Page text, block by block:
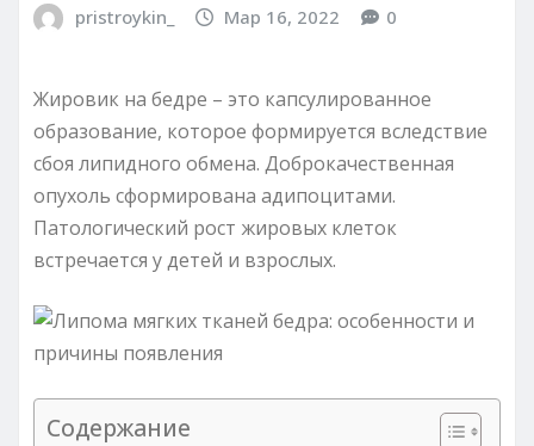
pristroykin_ Мар 16, 2022 0
Жировик на бедре – это капсулированное
образование, которое формируется вследствие
сбоя липидного обмена. Доброкачественная
опухоль сформирована адипоцитами.
Патологический рост жировых клеток
встречается у детей и взрослых.
Содержание